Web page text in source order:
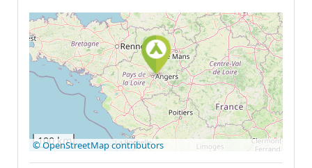
Auf Google Maps
anzeigen
100 km
© OpenStreetMap contributors